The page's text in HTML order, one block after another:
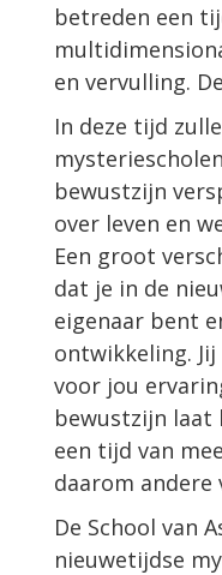
betreden een
en vervulling.
In deze tijd
bewustzijn
over leven en
Een groot
dat je in de
eigenaar bent
ontwikkeling.
voor jou
bewustzijn laat
een tijd van
daarom andere
De School van
nieuwetijdse